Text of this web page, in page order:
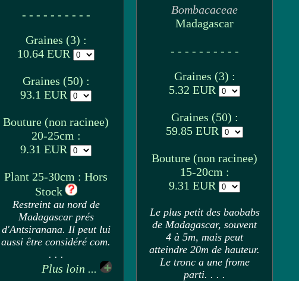
- - - - - - - - - -
Graines (3) :
10.64 EUR
Graines (50) :
93.1 EUR
Bouture (non racinee)
20-25cm :
9.31 EUR
Plant 25-30cm : Hors
Stock
Restreint au nord de
Madagascar prés
d'Antsiranana. Il peut lui
aussi être considéré com.
. . .
Plus loin ...
Bombacaceae
Madagascar
- - - - - - - - - -
Graines (3) :
5.32 EUR
Graines (50) :
59.85 EUR
Bouture (non racinee)
15-20cm :
9.31 EUR
Le plus petit des baobabs
de Madagascar, souvent
4 à 5m, mais peut
atteindre 20m de hauteur.
Le tronc a une frome
parti. . . .